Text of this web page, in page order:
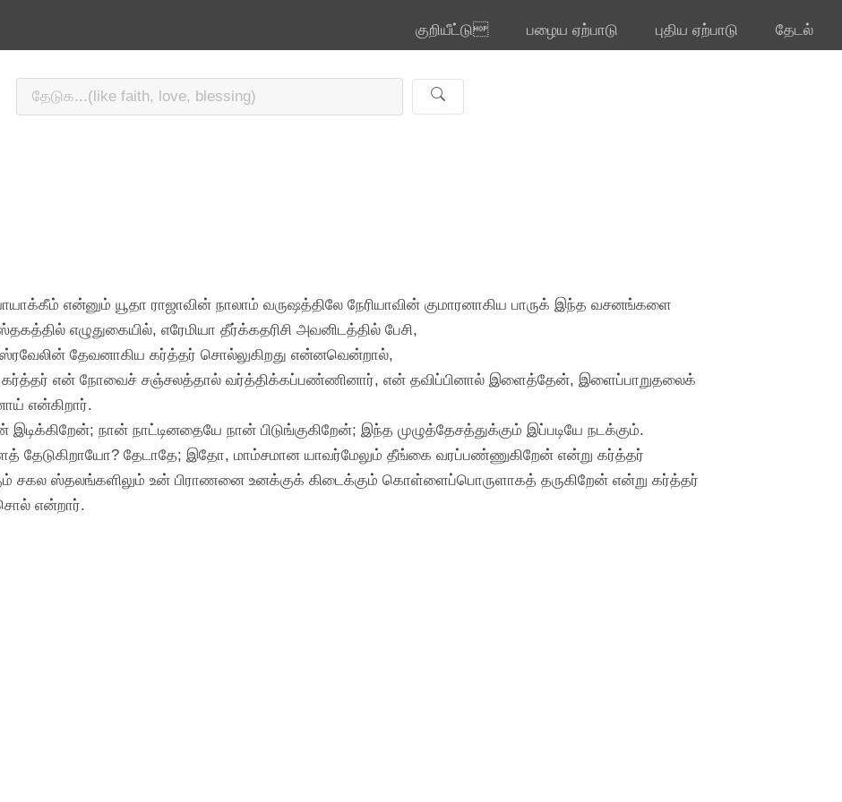
குறியீட்டு பழைய ஏற்பாடு புதிய ஏற்பாடு தேடல்
என்னும் யூதா ராஜாவின் நாலாம் வருஷத்திலே நேரியாவின் குமாரனாகிய பாருக் இந்த வசனங்களை
எழுதுகையில், எரேமியா தீர்க்கதரிசி அவனிடத்தில் பேசி,
தேவனாகிய கர்த்தர் சொல்லுகிறது என்னவென்றால்,
கர்த்தர் என் நோவைச் சஞ்சலத்தால் வர்த்திக்கப்பண்ணினார், என் தவிப்பினால் இளைத்தேன், இளைப்பாறுதலைக்
என்கிறார்.
நான் நாட்டினதையே நான் பிடுங்குகிறேன்; இந்த முழுத்தேசத்துக்கும் இப்படியே நடக்கும்.
தேடுகிறாயோ? தேடாதே; இதோ, மாம்சமான யாவர்மேலும் தீங்கை வரப்பண்ணுகிறேன் என்று கர்த்தர்
சகல ஸ்தலங்களிலும் உன் பிராணனை உனக்குக் கிடைக்கும் கொள்ளைப்பொருளாகத் தருகிறேன் என்று கர்த்தர்
என்றார்.